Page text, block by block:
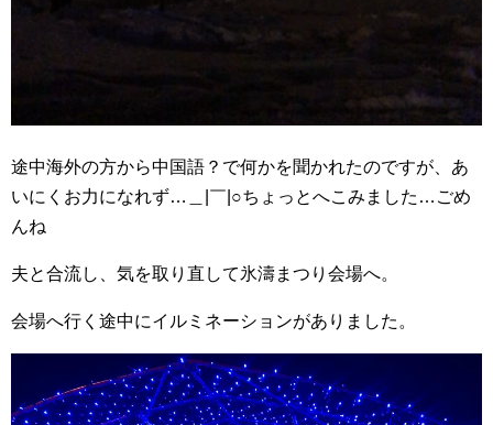
途中海外の方から中国語？で何かを聞かれたのですが、あ
いにくお力になれず…＿|￣|○ちょっとへこみました…ごめ
んね
夫と合流し、気を取り直して氷濤まつり会場へ。
会場へ行く途中にイルミネーションがありました。